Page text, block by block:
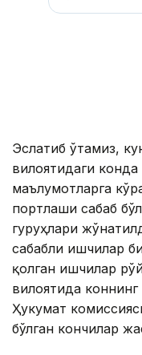
Эслатиб ўтамиз,
вилоятидаги
маълумотларга
портлаши сабаб
гуруҳлари
сабабли ишчилар
қолган ишчилар
вилоятида
Ҳукумат
бўлган кончилар